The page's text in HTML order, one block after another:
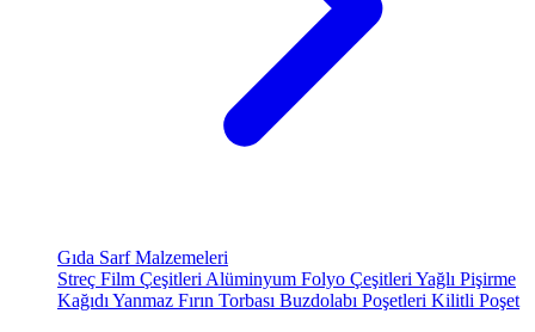
Gıda Sarf Malzemeleri
Streç Film Çeşitleri Alüminyum Folyo Çeşitleri Yağlı Pişirme
Kağıdı Yanmaz Fırın Torbası Buzdolabı Poşetleri Kilitli Poşet